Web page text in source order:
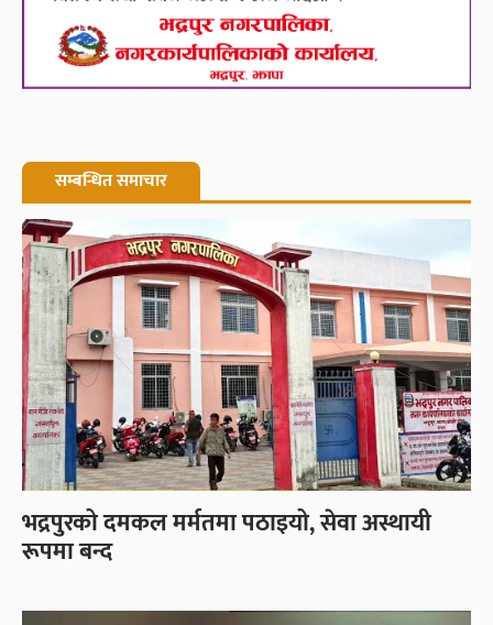
सम्बन्धित समाचार
भद्रपुरको दमकल मर्मतमा पठाइयो, सेवा अस्थायी
रूपमा बन्द